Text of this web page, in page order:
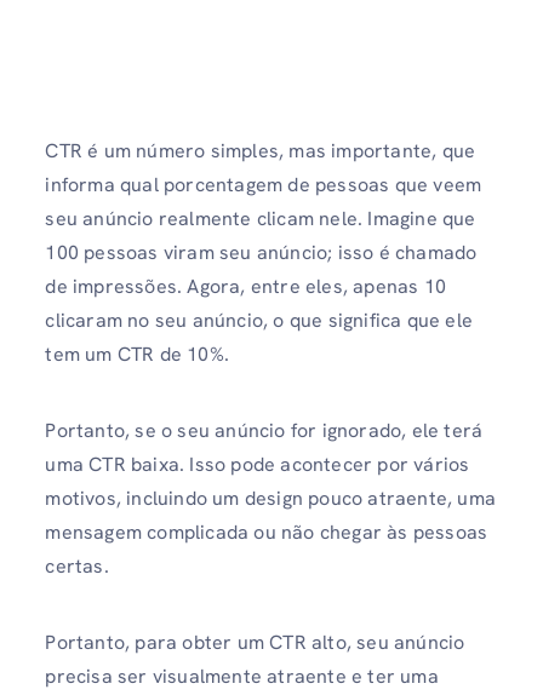
CTR é um número simples, mas importante, que
informa qual porcentagem de pessoas que veem
seu anúncio realmente clicam nele. Imagine que
100 pessoas viram seu anúncio; isso é chamado
de impressões. Agora, entre eles, apenas 10
clicaram no seu anúncio, o que significa que ele
tem um CTR de 10%.
Portanto, se o seu anúncio for ignorado, ele terá
uma CTR baixa. Isso pode acontecer por vários
motivos, incluindo um design pouco atraente, uma
mensagem complicada ou não chegar às pessoas
certas.
Portanto, para obter um CTR alto, seu anúncio
precisa ser visualmente atraente e ter uma